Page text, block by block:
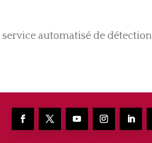
automatisé de détection